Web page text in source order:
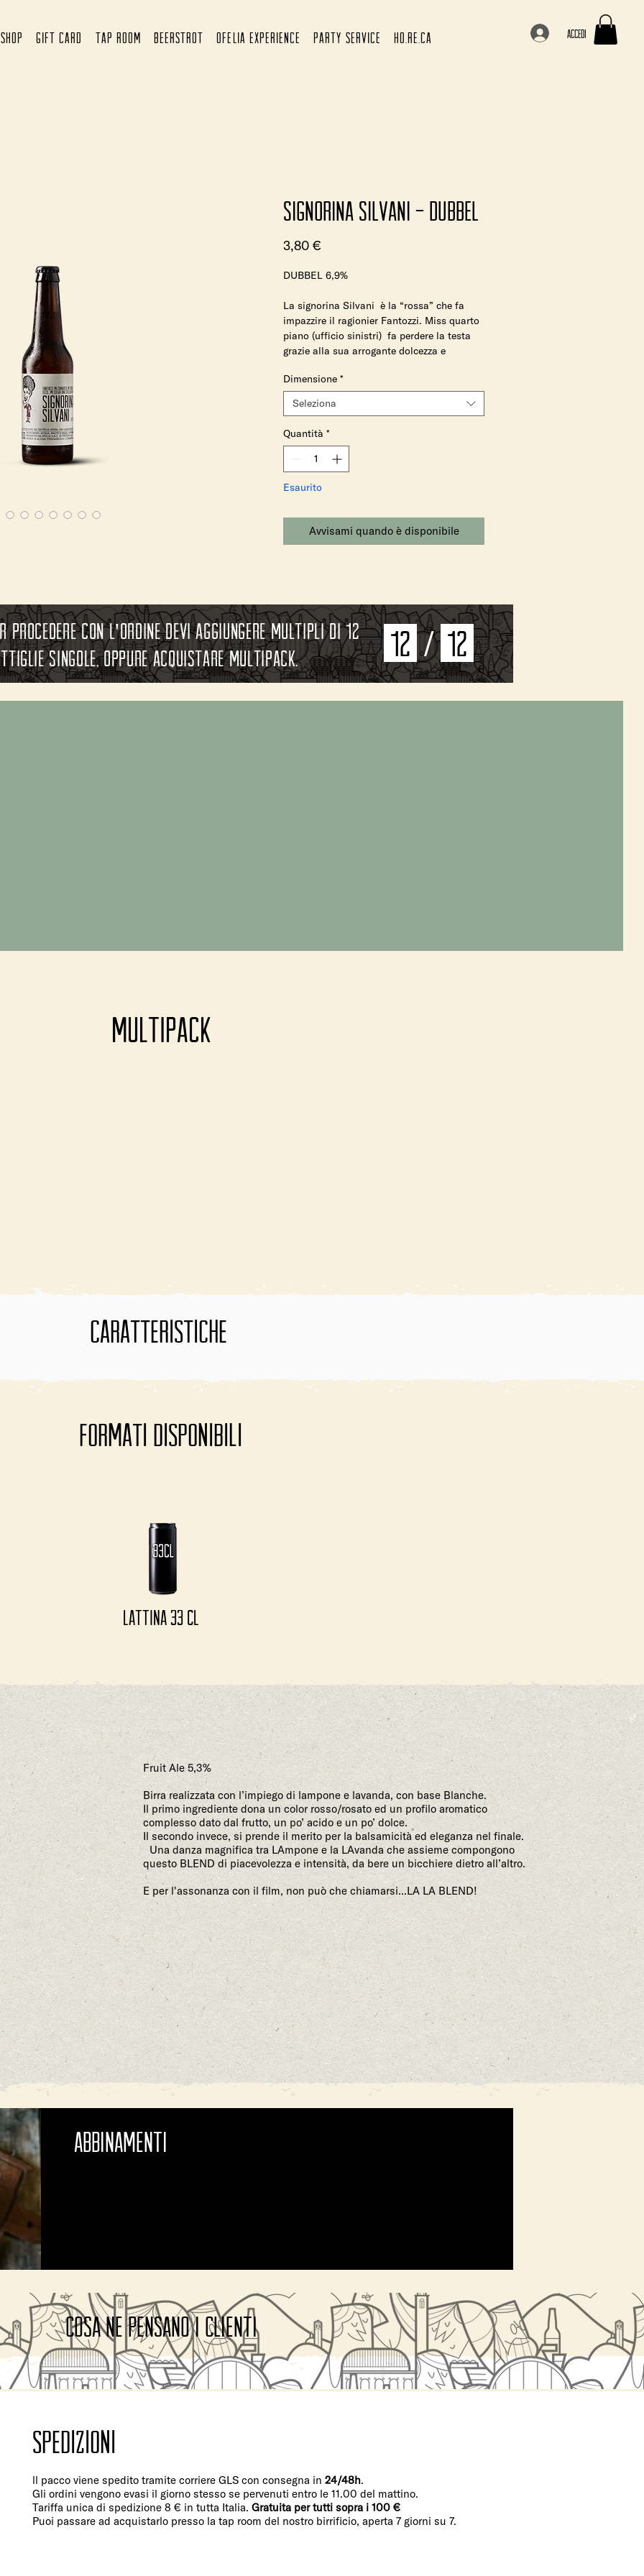
Accedi
SHOP GIFT CARD TAP ROOM BEERSTROT OFELIA EXPERIENCE PARTY SERVICE HO.RE.CA
Signorina Silvani - Dubbel
3,80 €
DUBBEL 6,9%
La signorina Silvani è la “rossa” che fa
impazzire il ragionier Fantozzi. Miss quarto
piano (ufficio sinistri) fa perdere la testa
grazie alla sua arrogante dolcezza e
E lo stesso succederà a te, non appena la
berrai non riuscirai più a capire niente.
elegante nel gusto.
Dimensione *
Seleziona
Quantità *
Esaurito
Avvisami quando è disponibile
procedere con l'ordine devi aggiungere multipli di 12
singole, oppure acquistare multipack.
12 / 12
MULTIPACK
CARATTERISTICHE
FormaTI disponibili
Lattina 33 cl
Fruit Ale 5,3%
Birra realizzata con l’impiego di lampone e lavanda, con base Blanche.
Il primo ingrediente dona un color rosso/rosato ed un profilo aromatico
complesso dato dal frutto, un po’ acido e un po’ dolce.
Il secondo invece, si prende il merito per la balsamicità ed eleganza nel finale.
Una danza magnifica tra LAmpone e la LAvanda che assieme compongono
questo BLEND di piacevolezza e intensità, da bere un bicchiere dietro all’altro.
E per l'assonanza con il film, non può che chiamarsi...LA LA BLEND!
ABBINAMENTI
COSA ne PENSANO I CLIENTI
Spedizioni
ll pacco viene spedito tramite corriere GLS con consegna in 24/48h.
Gli ordini vengono evasi il giorno stesso se pervenuti entro le 11.00 del mattino.
Tariffa unica di spedizione 8 € in tutta Italia. Gratuita per tutti sopra i 100 €
Puoi passare ad acquistarlo presso la tap room del nostro birrificio, aperta 7 giorni su 7.